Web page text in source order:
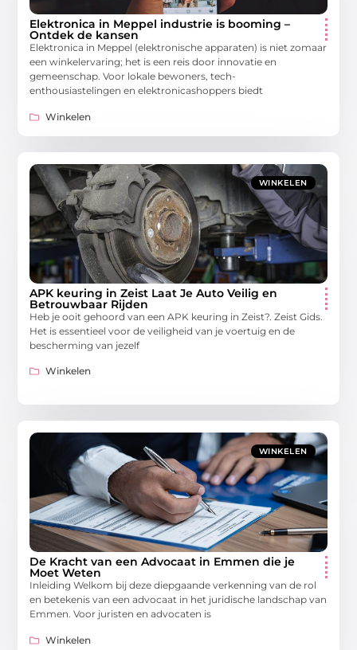
Elektronica in Meppel industrie is booming –
Ontdek de kansen
Elektronica in Meppel (elektronische apparaten) is niet zomaar
een winkelervaring; het is een reis door innovatie en
gemeenschap. Voor lokale bewoners, tech-
enthousiastelingen en elektronicashoppers biedt
Winkelen
WINKELEN
APK keuring in Zeist Laat Je Auto Veilig en
Betrouwbaar Rijden
Heb je ooit gehoord van een APK keuring in Zeist?. Zeist Gids.
Het is essentieel voor de veiligheid van je voertuig en de
bescherming van jezelf
Winkelen
WINKELEN
De Kracht van een Advocaat in Emmen die je
Moet Weten
Inleiding Welkom bij deze diepgaande verkenning van de rol
en betekenis van een advocaat in het juridische landschap van
Emmen. Voor juristen en advocaten is
Winkelen